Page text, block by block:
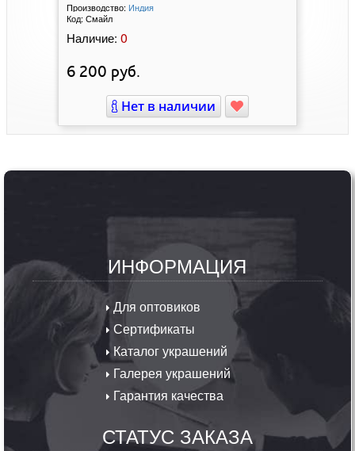
Производство: Индия
Код: Смайл
Наличие: 0
6 200 руб.
Нет в наличии
ИНФОРМАЦИЯ
Для оптовиков
Сертификаты
Каталог украшений
Галерея украшений
Гарантия качества
СТАТУС ЗАКАЗА